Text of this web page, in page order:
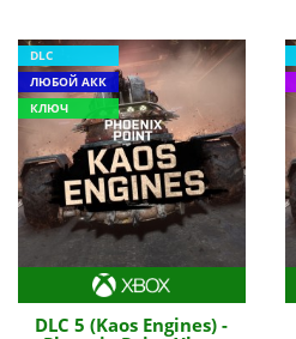
DLC
ЛЮБОЙ АКК
КЛЮЧ
DLC 5 (Kaos Engines) -